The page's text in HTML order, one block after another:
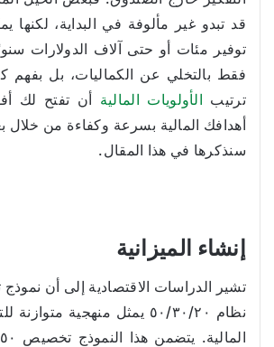
قد تبدو غير مألوفة في البداية، لكنها
توفير مئات أو حتى آلاف الدولارات
فقط بالتخلي عن الكماليات، بل بفهم
ترتيب الأولويات المالية أن تفتح لك
أهدافك المالية بسرعة وكفاءة من خلال
سنذكرها في هذا المقال.
إنشاء الميزانية
تشير الدراسات الاقتصادية إلى أن
نظام ٥٠/٣٠/٢٠ يمثل منهجية